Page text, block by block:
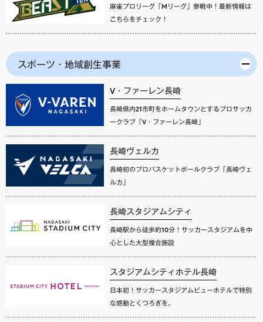
麻雀プロリーグ「Mリーグ」参戦中！最新情報は
こちらをチェック！
スポーツ・地域創生事業
V・ファーレン長崎
長崎県内21市町をホームタウンとするプロサッカ
ークラブ「V・ファーレン長崎」
長崎ヴェルカ
長崎初のプロバスケットボールクラブ「長崎ヴェ
ルカ」
長崎スタジアムシティ
長崎駅から徒歩約10分！サッカースタジアムを中
心とした大型複合施設
スタジアムシティホテル長崎
日本初！サッカースタジアムビューホテルで特別
な感動とくつろぎを。